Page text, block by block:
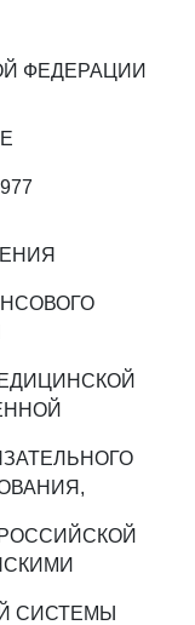
ФЕДЕРАЦИИ
СИСТЕМЫ